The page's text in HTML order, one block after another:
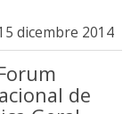
dicembre 2014
de